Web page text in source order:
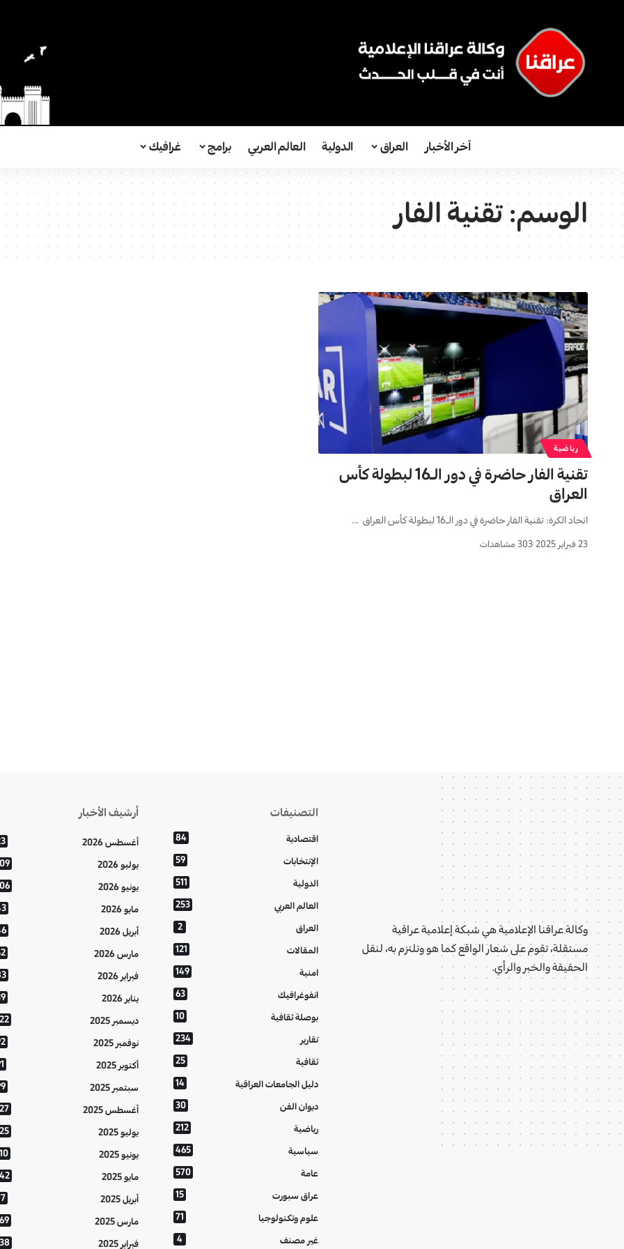
آخر الأخبار العراق الدولية العالم العربي برامج غرافيك
الوسم:تقنية الفار
رياضية
تقنية الفار حاضرة في دور الـ16 لبطولة كأس
العراق
اتحاد الكرة: تقنية الفار حاضرة في دور الـ16 لبطولة كأس العراق …
23 فبراير 2025 303 مشاهدات
وكالة عراقنا الإعلامية هي شبكة إعلامية عراقية
مستقلة، تقوم على شعار الواقع كما هو وتلتزم به، لنقل
الحقيقة والخبر والرأي.
التصنيفات
اقتصادية 84
الإنتخابات 59
الدولية 511
العالم العربي 253
العراق 2
المقالات 121
امنية 149
انفوغرافيك 63
بوصلة ثقافية 10
تقارير 234
ثقافية 25
دليل الجامعات العراقية 14
ديوان الفن 30
رياضية 212
سياسية 465
عامة 570
عراق سبورت 15
علوم وتكنولوجيا 71
غير مصنف 4
أرشيف الأخبار
أغسطس 2026
يوليو 2026
يونيو 2026
مايو 2026
أبريل 2026
مارس 2026
فبراير 2026
يناير 2026
ديسمبر 2025
نوفمبر 2025
أكتوبر 2025
سبتمبر 2025
أغسطس 2025
يوليو 2025
يونيو 2025
مايو 2025
أبريل 2025
مارس 2025
فبراير 2025